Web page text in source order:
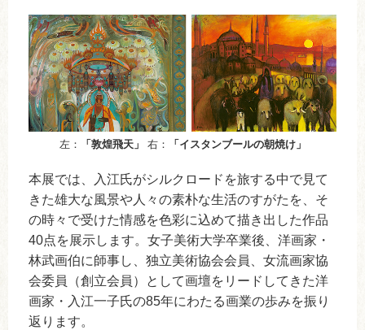
左： 「敦煌飛天」 右： 「イスタンブールの朝焼け」
本展では、入江氏がシルクロードを旅する中で見て
きた雄大な風景や人々の素朴な生活のすがたを、そ
の時々で受けた情感を色彩に込めて描き出した作品
40点を展示します。女子美術大学卒業後、洋画家・
林武画伯に師事し、独立美術協会会員、女流画家協
会委員（創立会員）として画壇をリードしてきた洋
画家・入江一子氏の85年にわたる画業の歩みを振り
返ります。